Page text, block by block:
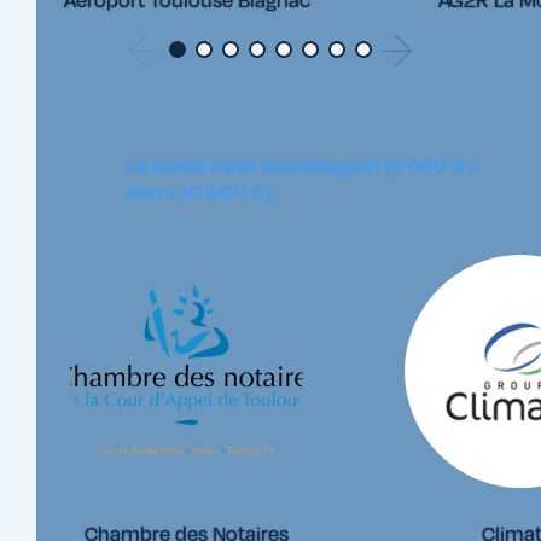
Le cercle Odile Schweisguth (5 000 € <
don < 10 000 €) :
Chambre des Notaires